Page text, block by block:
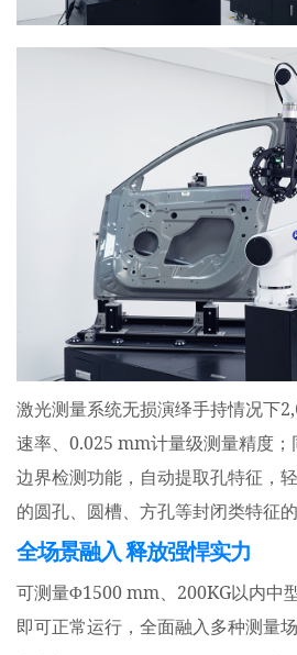
激光测量系统无损演绎手持情况下
速率、 0.025 mm计量级测量精度
边界检测功能，自动提取孔特征，
的圆孔、圆槽、方孔等封闭类特征
全场景融入 释放强悍实力
可测量Φ1500 mm 200KG以内中
即可正常运行，全面融入多种测量场